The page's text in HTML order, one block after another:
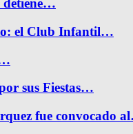
detiene…
el Club Infantil…
sus Fiestas…
fue convocado